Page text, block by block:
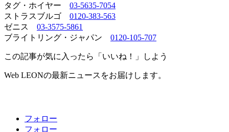
タグ・ホイヤー 03-5635-7054
ストラスブルゴ 0120-383-563
ゼニス 03-3575-5861
ブライトリング・ジャパン 0120-105-707
この記事が気に入ったら「いいね！」しよう
Web LEONの最新ニュースをお届けします。
フォロー
フォロー